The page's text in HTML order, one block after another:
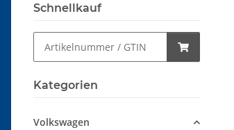
Schnellkauf
Kategorien
Volkswagen